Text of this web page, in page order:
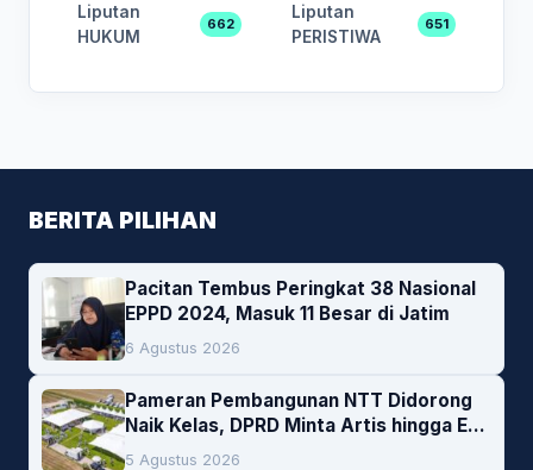
Liputan
HUKUM
662
Liputan
PERISTIWA
651
BERITA PILIHAN
Pacitan Tembus Peringkat 38 Nasional
EPPD 2024, Masuk 11 Besar di Jatim
6 Agustus 2026
Pameran Pembangunan NTT Didorong
Naik Kelas, DPRD Minta Artis hingga EO
Lokal Jadi Prioritas
5 Agustus 2026